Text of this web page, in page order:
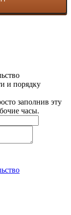
и порядку
заполнив эту
часы.